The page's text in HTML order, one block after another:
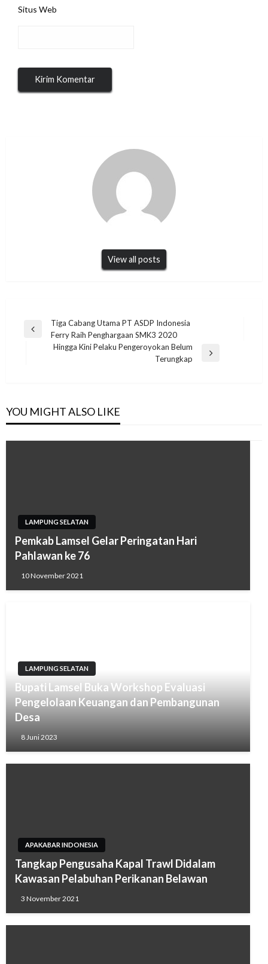
Situs Web
View all posts
Navigasi
Previous
Tiga Cabang Utama PT ASDP Indonesia
Ferry Raih Penghargaan SMK3 2020
Hingga Kini Pelaku Pengeroyokan Belum
Terungkap
YOU MIGHT ALSO LIKE
LAMPUNG SELATAN
Pemkab Lamsel Gelar Peringatan Hari
Pahlawan ke 76
10 November 2021
LAMPUNG SELATAN
Bupati Lamsel Buka Workshop Evaluasi
Pengelolaan Keuangan dan Pembangunan
Desa
8 Juni 2023
APAKABAR INDONESIA
Tangkap Pengusaha Kapal Trawl Didalam
Kawasan Pelabuhan Perikanan Belawan
3 November 2021